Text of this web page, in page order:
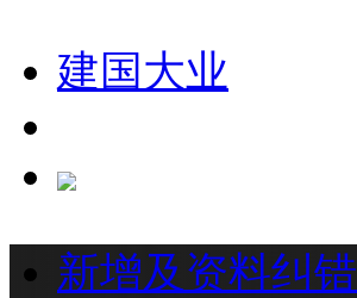
建国大业
新增及资料纠错